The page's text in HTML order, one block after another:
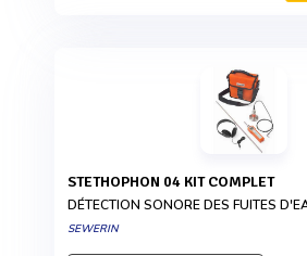
STETHOPHON 04 KIT COMPLET
DÉTECTION SONORE DES FUITES
SEWERIN